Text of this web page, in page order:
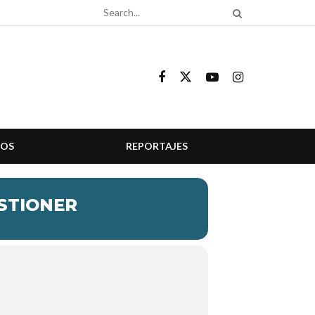
REPORTAJES